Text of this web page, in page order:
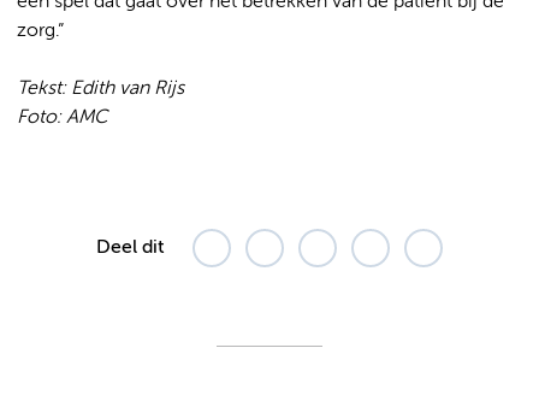
zorg.”
Tekst: Edith van Rijs
Foto: AMC
Deel dit